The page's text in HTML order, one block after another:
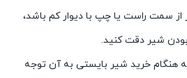
سمت راست یا چپ با دیوار کم باشد،
شیر دقت کنید.
هنگام خرید شیر بایستی به آن توجه